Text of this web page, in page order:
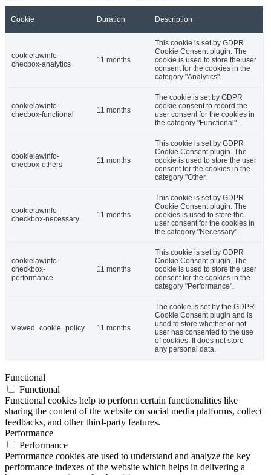
Cookie Duration Description
cookielawinfo-
checbox-analytics
11 months
This cookie is set by GDPR
Cookie Consent plugin. The
cookie is used to store the user
consent for the cookies in the
category "Analytics".
cookielawinfo-
checbox-functional
11 months
The cookie is set by GDPR
cookie consent to record the
user consent for the cookies in
the category "Functional".
cookielawinfo-
checbox-others
11 months
This cookie is set by GDPR
Cookie Consent plugin. The
cookie is used to store the user
consent for the cookies in the
category "Other.
cookielawinfo-
checkbox-necessary
11 months
This cookie is set by GDPR
Cookie Consent plugin. The
cookies is used to store the
user consent for the cookies in
the category "Necessary".
cookielawinfo-
checkbox-
performance
11 months
This cookie is set by GDPR
Cookie Consent plugin. The
cookie is used to store the user
consent for the cookies in the
category "Performance".
viewed_cookie_policy 11 months
The cookie is set by the GDPR
Cookie Consent plugin and is
used to store whether or not
user has consented to the use
of cookies. It does not store
any personal data.
Functional
Functional
Functional cookies help to perform certain functionalities like
sharing the content of the website on social media platforms, collect
feedbacks, and other third-party features.
Performance
Performance
Performance cookies are used to understand and analyze the key
performance indexes of the website which helps in delivering a